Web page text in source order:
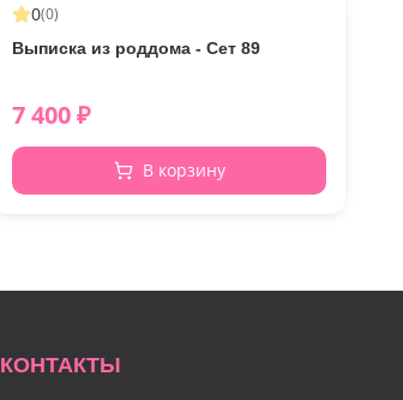
0(0)
Выписка из роддома - Сет 89
7 400₽
В корзину
КОНТАКТЫ